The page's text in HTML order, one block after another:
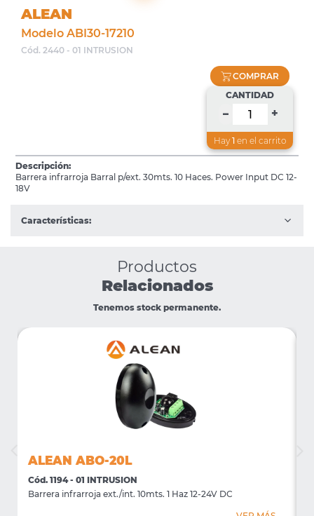
ALEAN
Modelo ABI30-17210
Cód. 2440 - 01 INTRUSION
COMPRAR
CANTIDAD
– +
Hay 1 en el carrito
Descripción:
Barrera infrarroja Barral p/ext. 30mts. 10 Haces. Power Input DC 12-
18V
Características:
Productos
Relacionados
Tenemos stock permanente.
ALEAN ABO-20L
Cód. 1194 - 01 INTRUSION
Barrera infrarroja ext./int. 10mts. 1 Haz 12-24V DC